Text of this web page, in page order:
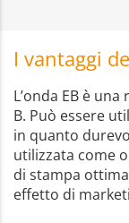
I vantaggi
L’onda EB è
B. Può essere
in quanto
utilizzata come
di stampa
effetto di